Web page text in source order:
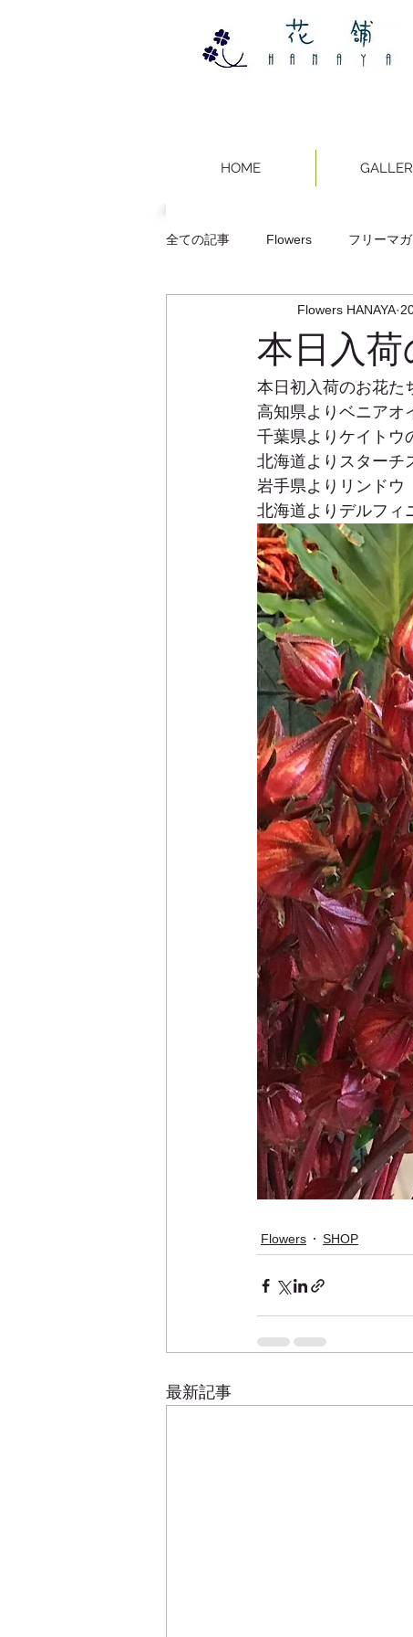
HOME
全ての記事 Flowers フリーマ
フラワーアレンジ
本日入
Flowers HANAYA
本日初入荷のお花た
高知県よりベニアオ
千葉県よりケイトウ
北海道よりスターチ
岩手県よりリンドウ
北海道よりデルフィ
Flowers SHOP
最新記事